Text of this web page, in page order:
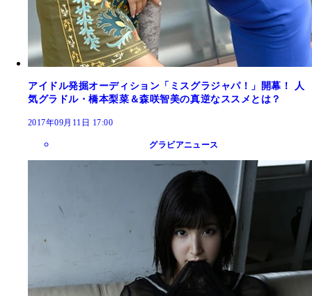
アイドル発掘オーディション「ミスグラジャパ！」開幕！ 人
気グラドル・橋本梨菜＆森咲智美の真逆なススメとは？
2017年09月11日 17:00
グラビアニュース